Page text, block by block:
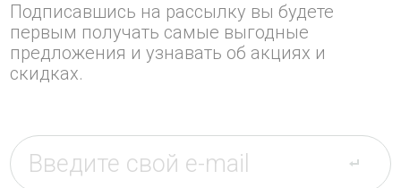
Подписавшись на рассылку вы будете
первым получать самые выгодные
предложения и узнавать об акциях и
скидках.